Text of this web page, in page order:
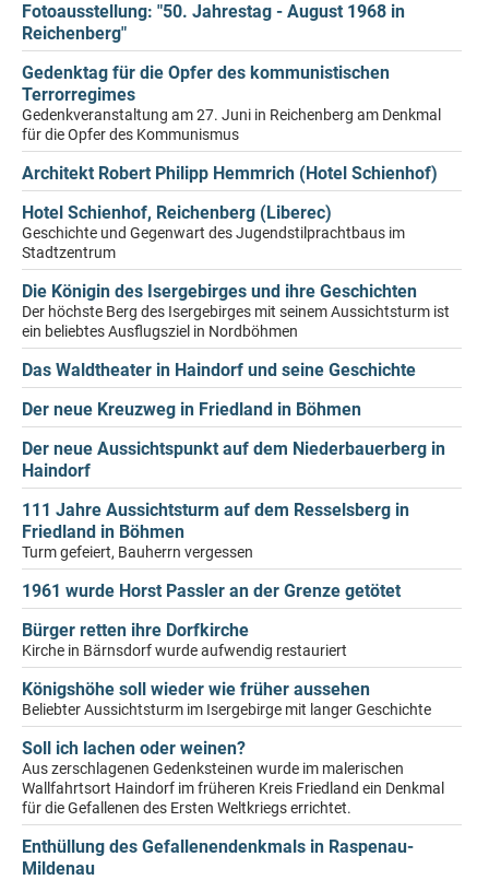
Fotoausstellung: "50. Jahrestag - August 1968 in
Reichenberg"
Gedenktag für die Opfer des kommunistischen
Terrorregimes
Gedenkveranstaltung am 27. Juni in Reichenberg am Denkmal
für die Opfer des Kommunismus
Architekt Robert Philipp Hemmrich (Hotel Schienhof)
Hotel Schienhof, Reichenberg (Liberec)
Geschichte und Gegenwart des Jugendstilprachtbaus im
Stadtzentrum
Die Königin des Isergebirges und ihre Geschichten
Der höchste Berg des Isergebirges mit seinem Aussichtsturm ist
ein beliebtes Ausflugsziel in Nordböhmen
Das Waldtheater in Haindorf und seine Geschichte
Der neue Kreuzweg in Friedland in Böhmen
Der neue Aussichtspunkt auf dem Niederbauerberg in
Haindorf
111 Jahre Aussichtsturm auf dem Resselsberg in
Friedland in Böhmen
Turm gefeiert, Bauherrn vergessen
1961 wurde Horst Passler an der Grenze getötet
Bürger retten ihre Dorfkirche
Kirche in Bärnsdorf wurde aufwendig restauriert
Königshöhe soll wieder wie früher aussehen
Beliebter Aussichtsturm im Isergebirge mit langer Geschichte
Soll ich lachen oder weinen?
Aus zerschlagenen Gedenksteinen wurde im malerischen
Wallfahrtsort Haindorf im früheren Kreis Friedland ein Denkmal
für die Gefallenen des Ersten Weltkriegs errichtet.
Enthüllung des Gefallenendenkmals in Raspenau-
Mildenau